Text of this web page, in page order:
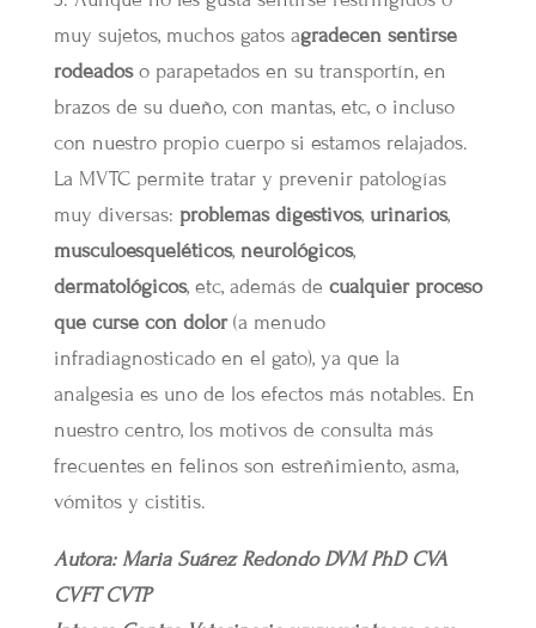
muy sujetos, muchos gatos agradecen sentirse
rodeadoso parapetados en su transportín, en
brazos de su dueño, con mantas, etc, o incluso
con nuestro propio cuerpo si estamos relajados.
La MVTC permite tratar y prevenir patologías
muy diversas: problemas digestivos, urinarios,
musculoesqueléticos, neurológicos,
dermatológicos, etc, además de cualquier proceso
que curse con dolor(a menudo
infradiagnosticado en el gato), ya que la
analgesia es uno de los efectos más notables. En
nuestro centro, los motivos de consulta más
frecuentes en felinos son estreñimiento, asma,
vómitos y cistitis.
Autora: Maria Suárez Redondo DVM PhD CVA
CVFT CVTP